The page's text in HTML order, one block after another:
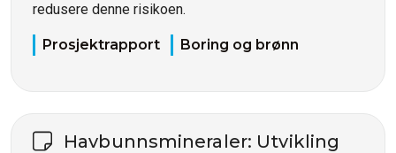
redusere denne risikoen.
Prosjektrapport Boring og brønn
Havbunnsmineraler: Utvikling